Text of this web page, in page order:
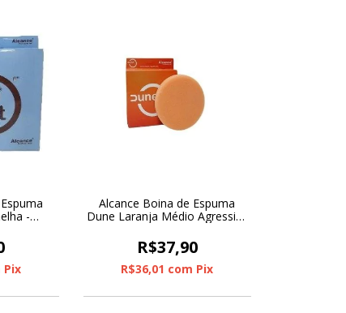
-
Pix
Alcance Boina de Espuma
Dune Laranja Médio Agressiva
R$37,90
R$36,01 com Pix